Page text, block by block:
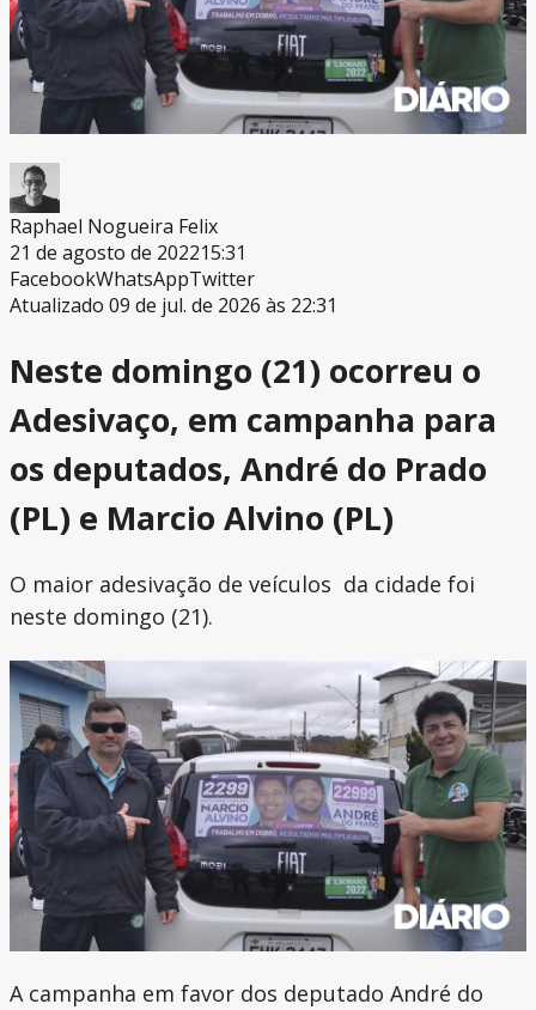
Raphael Nogueira Felix
21 de agosto de 202215:31
FacebookWhatsAppTwitter
Atualizado 09 de jul. de 2026 às 22:31
Neste domingo (21) ocorreu o
Adesivaço, em campanha para
os deputados, André do Prado
(PL) e Marcio Alvino (PL)
O maior adesivação de veículos da cidade foi
neste domingo (21).
A campanha em favor dos deputado André do